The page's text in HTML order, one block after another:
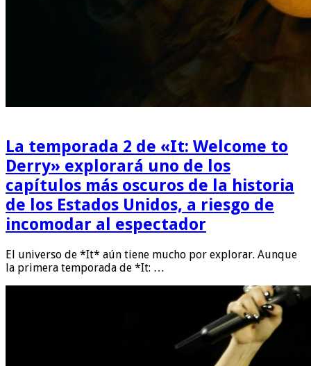
La temporada 2 de «It: Welcome to
Derry» explorará uno de los
capítulos más oscuros de la historia
de los Estados Unidos, a riesgo de
incomodar al espectador
El universo de *It* aún tiene mucho por explorar. Aunque
la primera temporada de *It: …